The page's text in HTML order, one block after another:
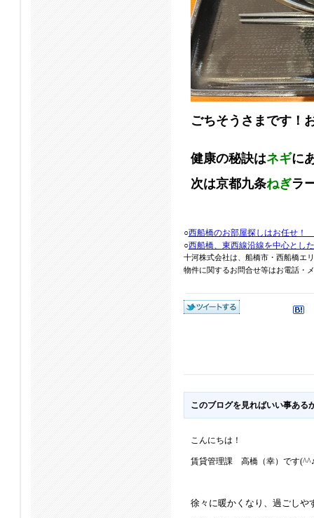
ごちそうさまです！
健康の秘訣はネギに
次は京都九条ねぎラ
○西船橋のお部屋探しはお任せ！
○西船橋、東西線沿線を中心とし
十河株式会社は、船橋市・西船橋エ
物件に関するお問合せ等はお電話・
このブログを見ればいい事ある
こんにちは！
賃貸管理課 高橋（幸）です
徐々に暖かくなり、過ごしや